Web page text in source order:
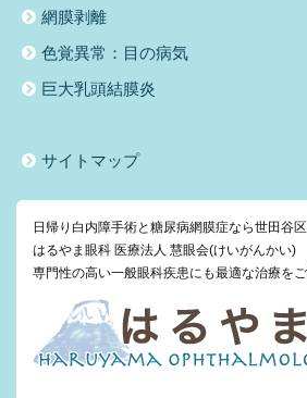
網膜剥離
色覚異常：目の病気
巨大乳頭結膜炎
サイトマップ
日帰り白内障手術と糖尿病網膜症なら世田谷
はるやま眼科 医療法人 慧眼会(けいがんかい)
専門性の高い一般眼科疾患にも最適な治療を